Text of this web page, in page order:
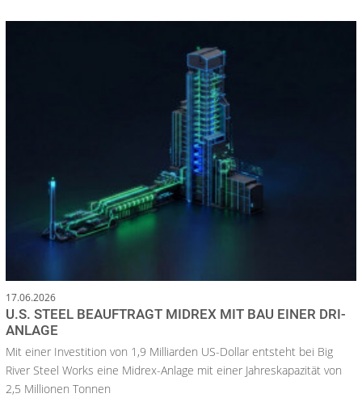
17.06.2026
U.S. STEEL BEAUFTRAGT MIDREX MIT BAU EINER DRI-
ANLAGE
Mit einer Investition von 1,9 Milliarden US-Dollar entsteht bei Big
River Steel Works eine Midrex-Anlage mit einer Jahreskapazität von
2,5 Millionen Tonnen